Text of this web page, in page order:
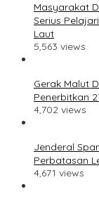
Masyarakat
Serius
Laut
5,563 views
Gerak Malut
Penerbitkan
4,702 views
Jenderal
Perbatasan
4,671 views